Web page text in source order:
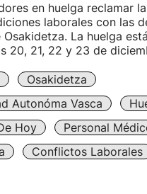
en huelga reclamar
laborales con las
Osakidetza. La huelga
20, 21, 22 y 23 de
Osakidetza
Autonóma Vasca
Hoy
Personal
Conflictos Laborales